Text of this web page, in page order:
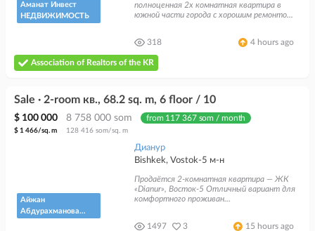
Аманат Инвест
НЕДВИЖИМОСТЬ
полноценная 2х комнатная квартира в
южной части города с хорошим ремонто...
318 4 hours ago
Association of Realtors of the KR
Sale · 2-room кв., 68.2 sq. m, 6 floor / 10
$ 100 000 8 758 000 som from 117 367 som / month
$ 1 466/sq. m 128 416 som/sq. m
Айжан
Абдурахманова
Дианур
Bishkek, Vostok-5 м-н
Продаётся 2-комнатная квартира — ЖК
«Dianur», Восток-5 Отличный вариант для
комфортного проживан...
1497 3 15 hours ago